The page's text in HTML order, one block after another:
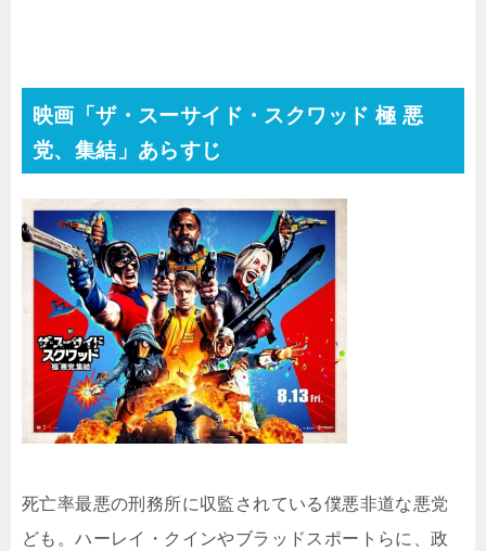
映画「ザ・スーサイド・スクワッド 極 悪
党、集結」あらすじ
死亡率最悪の刑務所に収監されている僕悪非道な悪党
ども。ハーレイ・クインやブラッドスポートらに、政